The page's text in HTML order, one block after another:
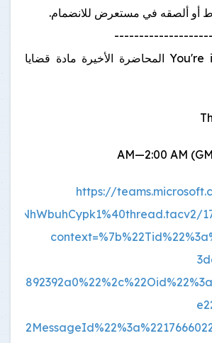
أو ألصقه في مستعرض للانضمام.
You're invited to ABA المحاضرة الأخيرة مادة قضايا
https://